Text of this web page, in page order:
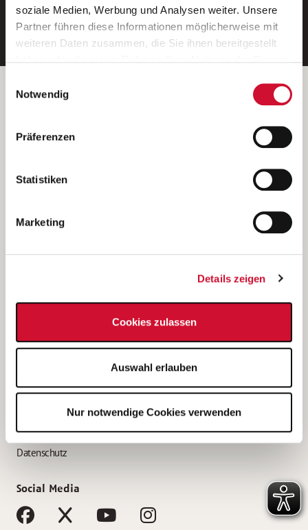
soziale Medien, Werbung und Analysen weiter. Unsere
Partner führen diese Informationen möglicherweise mit
weiteren Daten zusammen, die Sie ihnen bereitgestellt
Wenn Sie auf „Cookies zulassen“ klicken, so stimmen
Sie der Speicherung sämtlicher Cookies zu. Sie können
Ihre Einwilligung selbstverständlich jederzeit widerrufen,
indem Sie die Cookie-Einstellungen aufrufen und diese
unsererDatenschutzerklärung
Notwendig
Präferenzen
Statistiken
Marketing
Details zeigen
Cookies zulassen
Auswahl erlauben
Nur notwendige Cookies verwenden
E-Mail-Adresse eintragen
Betreiber der Webseite
Kantstraße 45a
(Ein Tochterunternehmen des AWO Bezirksverbandes Unterfranken
e.V.)
Bewerbung als Altenpflegehelfer*in
Bewerbung als Erzieher*in
AWO Gliederungen nach Bundesland
Impressum
Datenschutz
Social Media